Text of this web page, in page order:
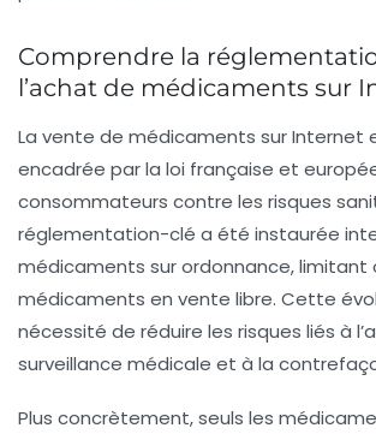
Comprendre la
l’achat de médicaments sur
La vente de médicaments sur
encadrée par la loi française et
consommateurs contre les risques
réglementation-clé a été instaurée
médicaments sur ordonnance, limitant
médicaments en vente libre. Cette
nécessité de réduire les risques liés à
surveillance médicale et à la
Plus concrètement, seuls les